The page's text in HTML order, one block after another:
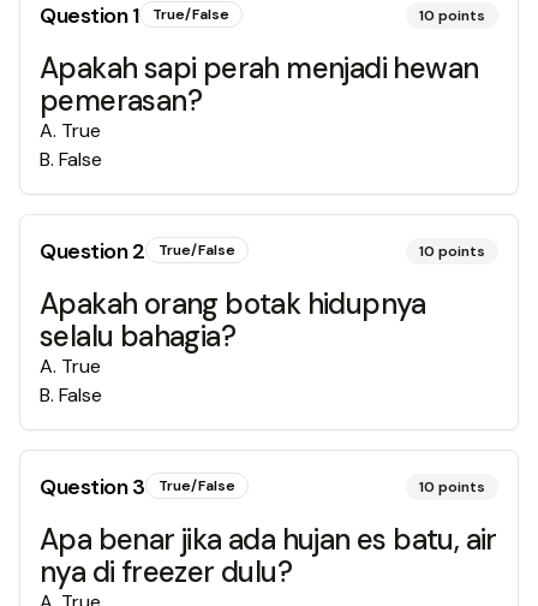
Question1 True/False 10 points
Apakah sapi perah menjadi hewan
pemerasan?
A. True
B. False
Question2 True/False 10 points
Apakah orang botak hidupnya
selalu bahagia?
A. True
B. False
Question3 True/False 10 points
Apa benar jika ada hujan es batu, air
nya di freezer dulu?